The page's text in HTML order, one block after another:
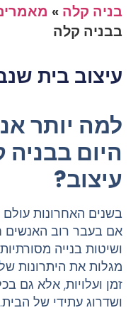
בניה קלה»
בבניה קלה
עיצוב בית
למה יותר
היום
עיצוב?
בשנים האחרונות עולם
אם בעבר רוב האנשים
ושיטות בנייה
מגלות את היתרונות
זמן ועלויות, אלא גם
ושדרוג עתידי של הבית.